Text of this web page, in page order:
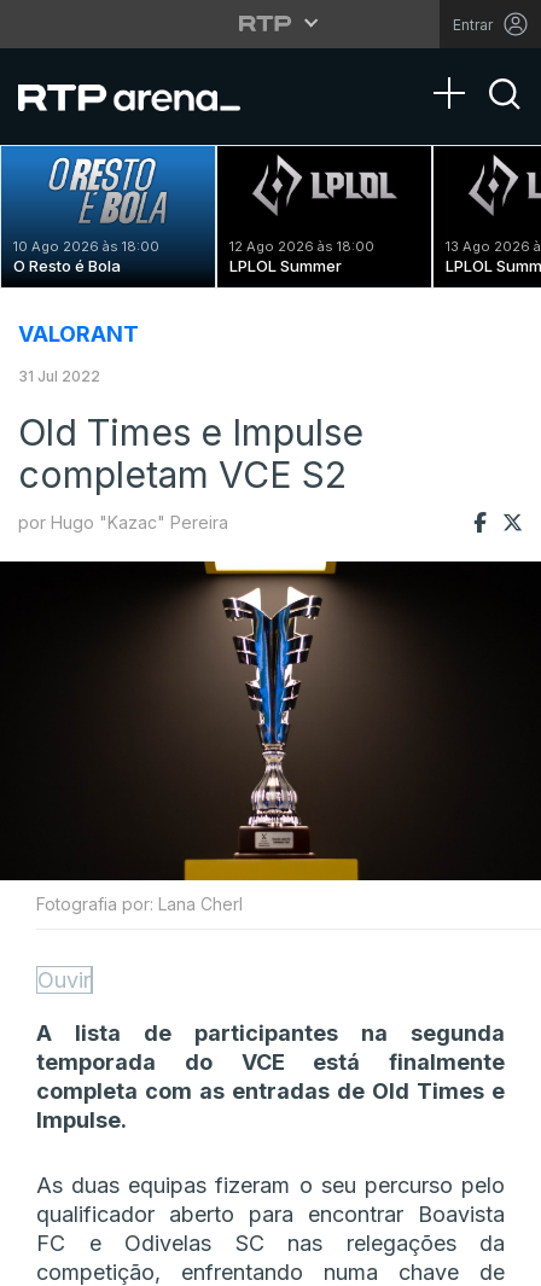
Entrar
Toggle
10 Ago 2026 às 18:00
O Resto é Bola
12 Ago 2026 às 18:00
LPLOL Summer
13 Ago 2026
LPLOL
VALORANT
31 Jul 2022
Old Times e Impulse
completam VCE S2
por Hugo "Kazac" Pereira
Fotografia por: Lana Cherl
Ouvir
A lista de participantes na segunda
temporada do VCE está finalmente
completa com as entradas de Old Times e
Impulse.
As duas equipas fizeram o seu percurso pelo
qualificador aberto para encontrar Boavista
FC e Odivelas SC nas relegações da
competição, enfrentando numa chave de